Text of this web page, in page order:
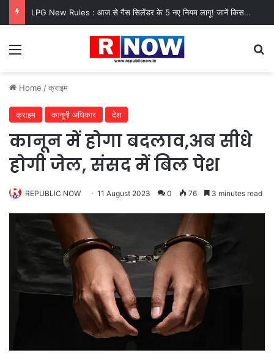
LPG New Rules : आज से गैस सिलेंडर के 5 नए नियम लागू! जानें किसका कटेगा कनेक्शन, कितने दिन बाद होगी बुकिंग?
Menu
Home /क्राइम
क्राइम कानूनी अधिकार देश
कानून में होगा बदलाव,अब सीधे
होगी जेल, संसद में बिल पेश
REPUBLIC NOW 11 August 2023 0 76 3 minutes read